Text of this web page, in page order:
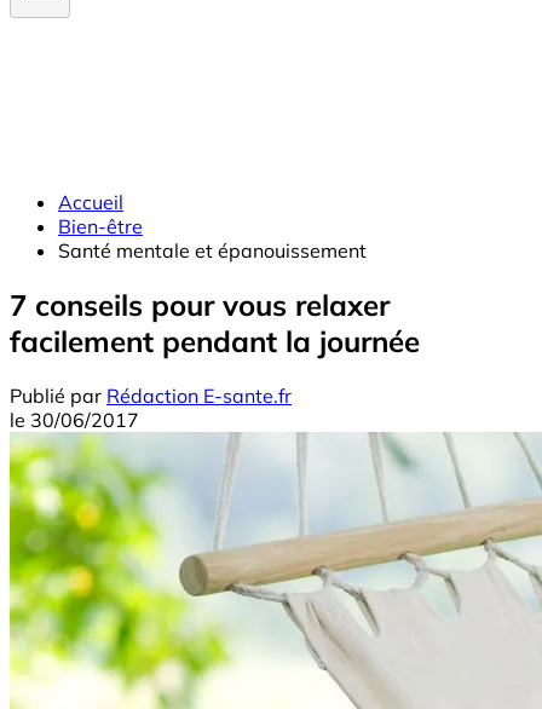
Accueil
Bien-être
Santé mentale et épanouissement
7 conseils pour vous relaxer
facilement pendant la journée
Publié par Rédaction E-sante.fr
le 30/06/2017